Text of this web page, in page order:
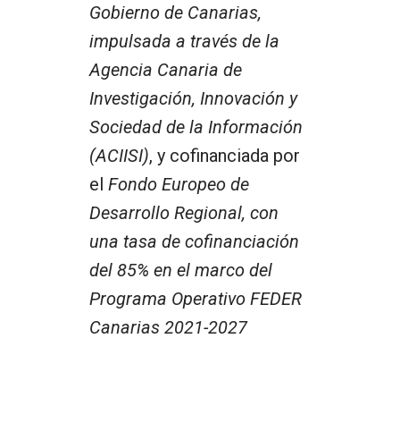
Gobierno de Canarias,
impulsada a través de la
Agencia Canaria de
Investigación, Innovación y
Sociedad de la Información
(ACIISI), y cofinanciada por
el Fondo Europeo de
Desarrollo Regional, con
una tasa de cofinanciación
del 85% en el marco del
Programa Operativo FEDER
Canarias 2021-2027